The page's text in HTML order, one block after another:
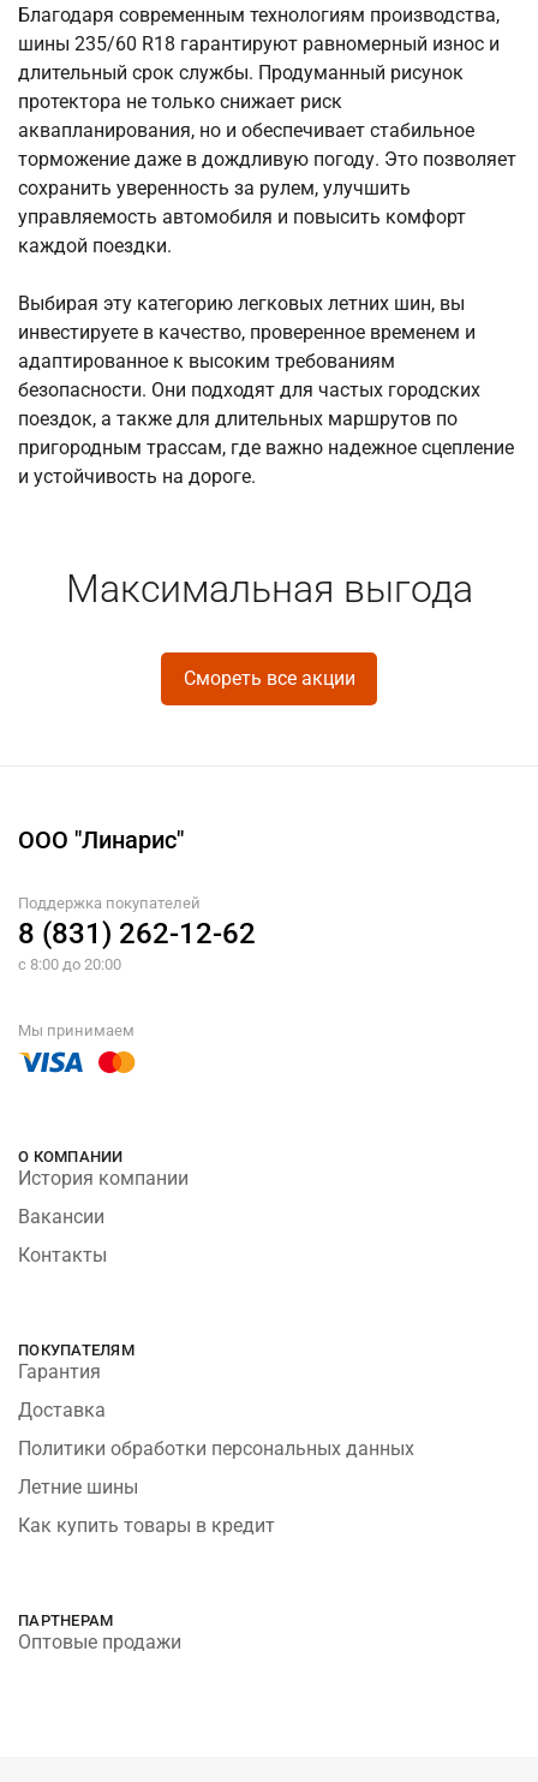
Благодаря современным технологиям производства,
шины 235/60 R18 гарантируют равномерный износ и
длительный срок службы. Продуманный рисунок
протектора не только снижает риск
аквапланирования, но и обеспечивает стабильное
торможение даже в дождливую погоду. Это позволяет
сохранить уверенность за рулем, улучшить
управляемость автомобиля и повысить комфорт
каждой поездки.
Выбирая эту категорию легковых летних шин, вы
инвестируете в качество, проверенное временем и
адаптированное к высоким требованиям
безопасности. Они подходят для частых городских
поездок, а также для длительных маршрутов по
пригородным трассам, где важно надежное сцепление
и устойчивость на дороге.
Максимальная выгода
Смореть все акции
ООО "Линарис"
Поддержка покупателей
8 (831) 262-12-62
с 8:00 до 20:00
Мы принимаем
О КОМПАНИИ
История компании
Вакансии
Контакты
ПОКУПАТЕЛЯМ
Гарантия
Доставка
Политики обработки персональных данных
Летние шины
Как купить товары в кредит
ПАРТНЕРАМ
Оптовые продажи